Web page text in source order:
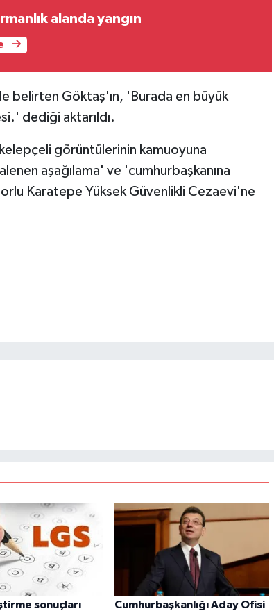
alanda yangın
belirten Göktaş'ın, 'Burada en büyük
dediği aktarıldı.
görüntülerinin kamuoyuna
aşağılama' ve 'cumhurbaşkanına
Karatepe Yüksek Güvenlikli Cezaevi'ne
sonuçları
Cumhurbaşkanlığı Aday Ofisi